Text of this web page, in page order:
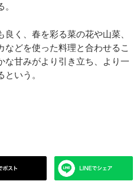
く、春を彩る菜の花や山菜、
などを使った料理と合わせるこ
な甘みがより引き立ち、より一
いう。